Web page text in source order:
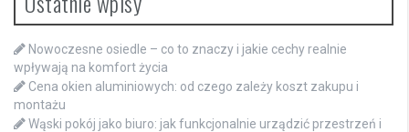
Nowoczesne osiedle – co to znaczy i jakie cechy realnie
wpływają na komfort życia
Cena okien aluminiowych: od czego zależy koszt zakupu i
montażu
Wąski pokój jako biuro: jak funkcjonalnie urządzić przestrzeń i